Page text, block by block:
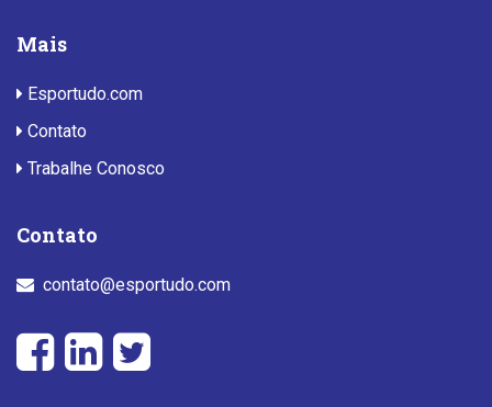
Mais
Esportudo.com
Contato
Trabalhe Conosco
Contato
contato@esportudo.com